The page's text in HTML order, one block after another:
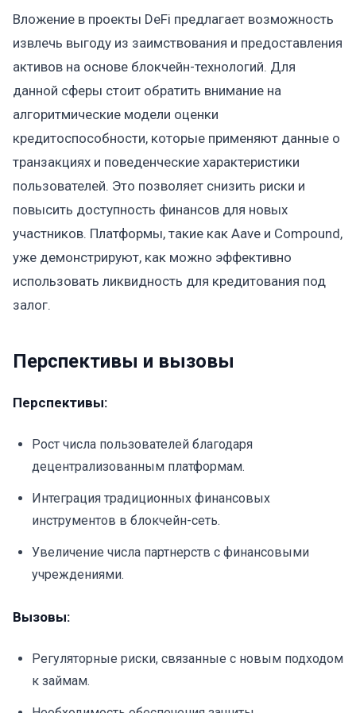
Вложение в проекты DeFi предлагает возможность
извлечь выгоду из заимствования и предоставления
активов на основе блокчейн-технологий. Для
данной сферы стоит обратить внимание на
алгоритмические модели оценки
кредитоспособности, которые применяют данные о
транзакциях и поведенческие характеристики
пользователей. Это позволяет снизить риски и
повысить доступность финансов для новых
участников. Платформы, такие как Aave и Compound,
уже демонстрируют, как можно эффективно
использовать ликвидность для кредитования под
залог.
Перспективы и вызовы
Перспективы:
Рост числа пользователей благодаря
децентрализованным платформам.
Интеграция традиционных финансовых
инструментов в блокчейн-сеть.
Увеличение числа партнерств с финансовыми
учреждениями.
Вызовы:
Регуляторные риски, связанные с новым подходом
к займам.